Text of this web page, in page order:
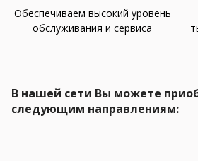
Обеспечиваем высокий уровень
обслуживания и сервиса
В нашей сети Вы можете
следующим направлениям: